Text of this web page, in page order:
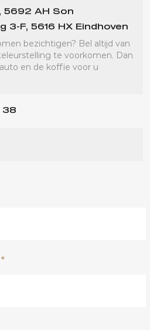
5692 AH Son
3-F, 5616 HX Eindhoven
bezichtigen? Bel altijd van
te voorkomen. Dan
en de koffie voor u
38
*